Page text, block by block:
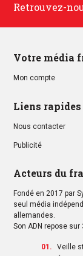
Retrouvez-
Votre média
Mon compte
Liens rapides
Nous contacter
Publicité
Acteurs du
Fondé en 2017 par
seul média
allemandes.
Son ADN repose sur
Veille